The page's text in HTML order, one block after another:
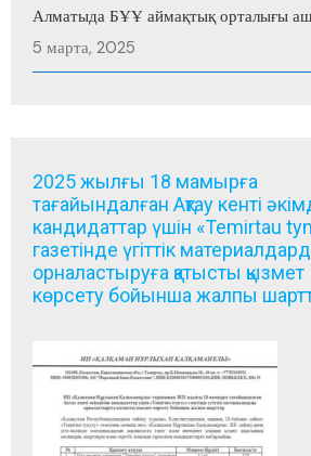
Алматыда БҰҰ аймақтық орталығы
5 марта, 2025
2025 жылғы 18 мамырға
тағайындалған Ақтау кенті
кандидаттар үшін «Temirtau
газетінде үгіттік
орналастыруға қатысты қызмет
көрсету бойынша жалпы